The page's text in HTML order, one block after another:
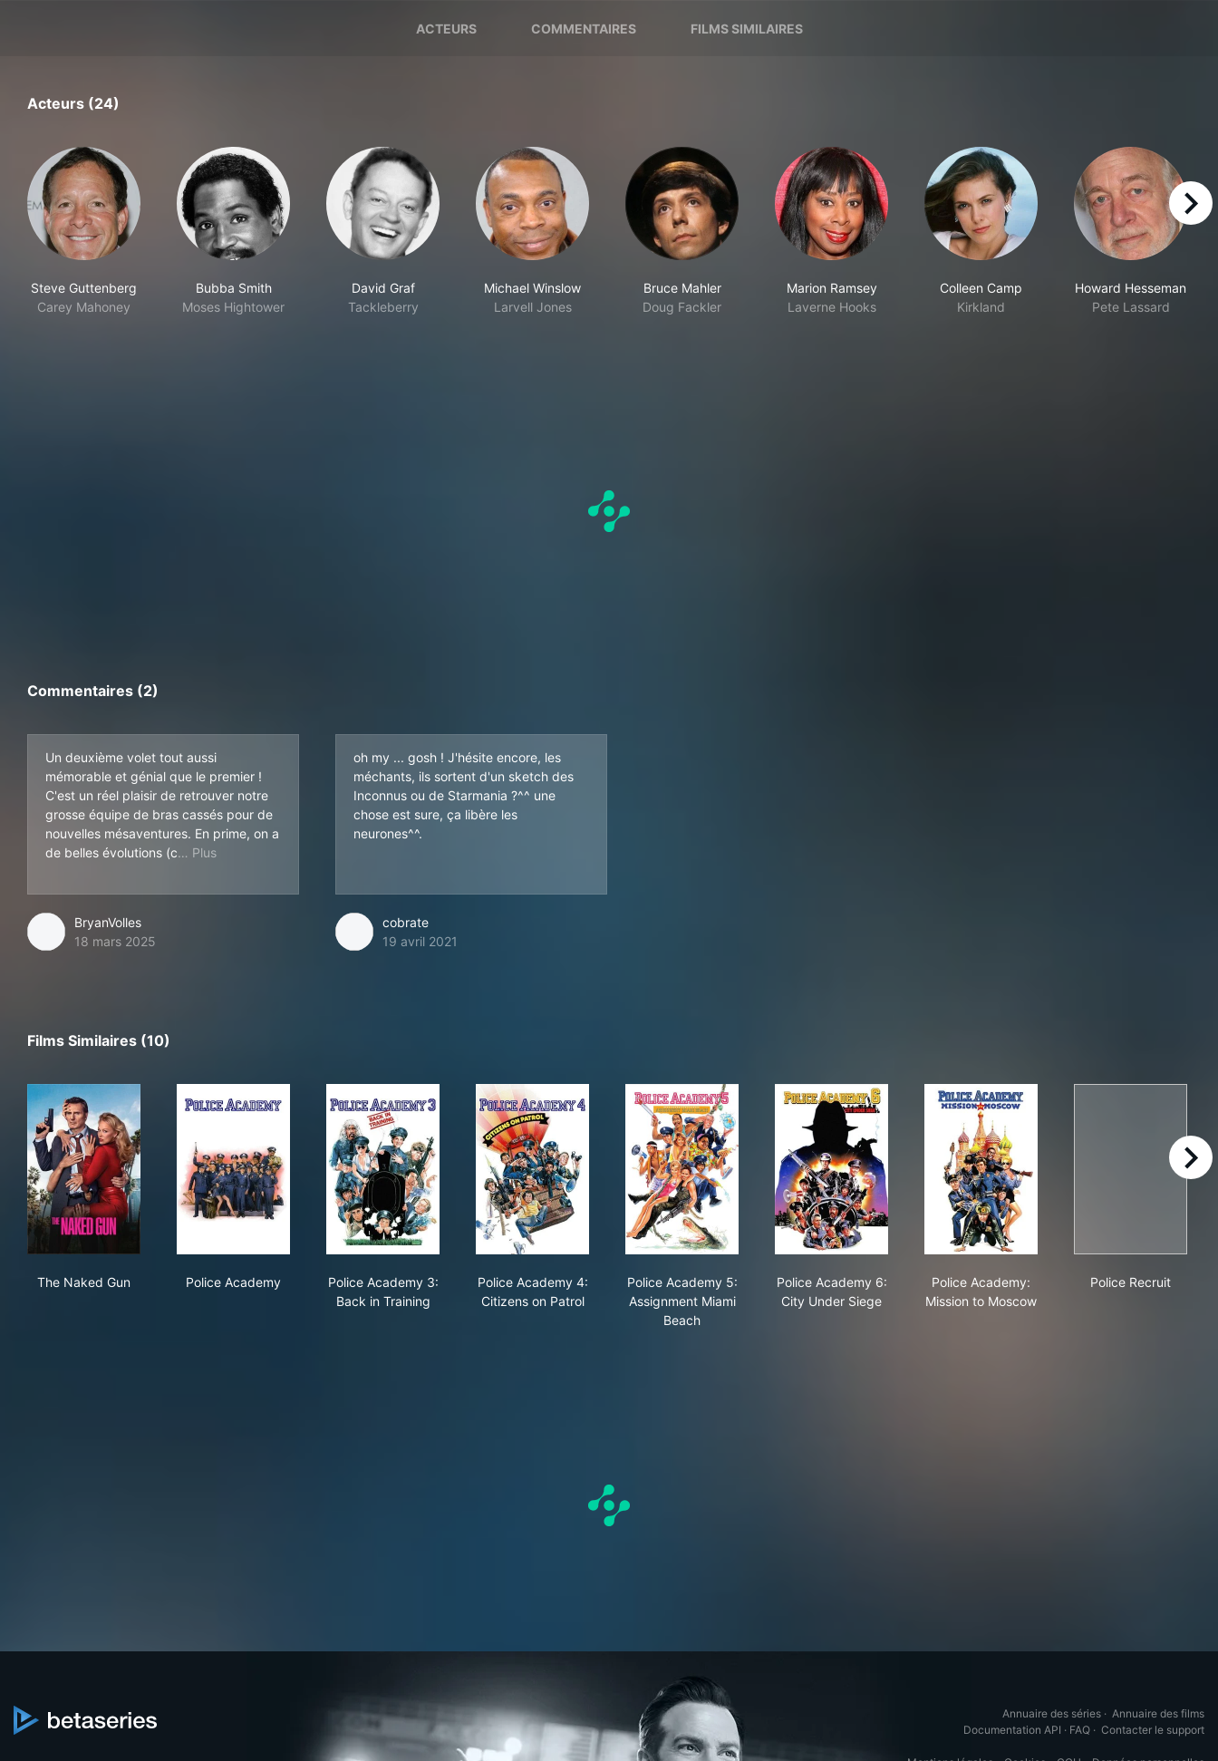
ACTEURS COMMENTAIRES FILMS SIMILAIRES
Acteurs (24)
Steve Guttenberg
Carey Mahoney
Bubba Smith
Moses Hightower
David Graf
Tackleberry
Michael Winslow
Larvell Jones
Bruce Mahler
Doug Fackler
Marion Ramsey
Laverne Hooks
Colleen Camp
Kirkland
Howard Hesseman
Pete Lassard
right
Commentaires (2)
Un deuxième volet tout aussi
mémorable et génial que le premier !
C'est un réel plaisir de retrouver notre
grosse équipe de bras cassés pour de
nouvelles mésaventures. En prime, on a
de belles évolutions (c
omme Mahoney ou encore Tackelbery). De plus, l'équipe s'agrandit ! Et ce sont toujours de sacrés phénomènes. Le casting est décidément toujours aussi bon et uni.
BryanVolles
18 mars 2025
oh my ... gosh ! J'hésite encore, les
méchants, ils sortent d'un sketch des
Inconnus ou de Starmania ?^^ une
chose est sure, ça libère les
neurones^^.
cobrate
19 avril 2021
Films Similaires (10)
The Naked Gun
Police Academy
Police Academy 3:
Back in Training
Police Academy 4:
Citizens on Patrol
Police Academy 5:
Assignment Miami
Beach
Police Academy 6:
City Under Siege
Police Academy:
Mission to Moscow
Police Recruit
right
Annuaire des séries · Annuaire des films
Documentation API · FAQ · Contacter le support